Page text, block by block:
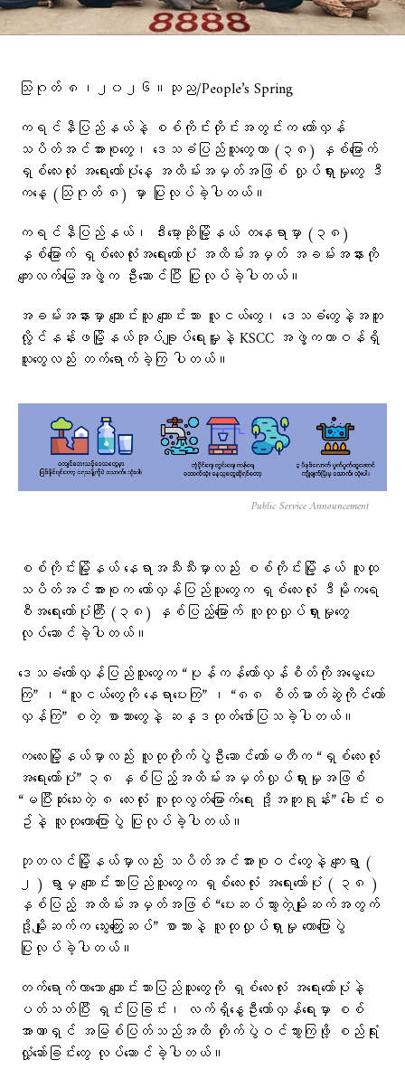
သြဂုတ် ၈၊၂၀၂၆။သုည/People’s Spring
ကရင်နီပြည်နယ်နဲ့ စစ်ကိုင်းတိုင်းအတွင်းက တော်လှန်
သပိတ်အင်အားစုတွေ၊ ဒေသခံပြည်သူတွေဟာ (၃၈) နှစ်မြောက်
ရှစ်လေးလုံး အရေးတော်ပုံနေ့ အထိမ်းအမှတ်အဖြစ် လှုပ်ရှားမှုတွေ ဒီ
ကနေ့ (သြဂုတ် ၈) မှာ ပြုလုပ်ခဲ့ပါတယ်။
ကရင်နီပြည်နယ်၊ ဒီးမော့ဆိုမြို့နယ် တနေရာမှာ (၃၈)
နှစ်မြောက် ရှစ်လေးလုံးအရေးတော်ပုံ အထိမ်းအမှတ် အခမ်းအနားကို
ကျေးလက်မြေအဖွဲ့က ဦးဆောင်ပြီး ပြုလုပ်ခဲ့ပါတယ်။
အခမ်းအနားမှာ ကျောင်းသူ ကျောင်းသား လူငယ်တွေ၊ ဒေသခံတွေနဲ့အတူ
လွိုင်နန်းဖမြို့နယ်အုပ်ချူပ်ရေးမှူးနဲ့ KSCC အဖွဲ့ကတာဝန်ရှိ
သူတွေလည်း တက်ရောက်ခဲ့ကြ ပါတယ်။
Public Service Announcement
စစ်ကိုင်းမြို့နယ် နေရာအသီးသီးမှာလည်း စစ်ကိုင်းမြို့နယ် လူထု
သပိတ်အင်အားစုက တော်လှန်ပြည်သူတွေက ရှစ်လေးလုံး ဒီမိုကရေ
စီအရေးတော်ပုံကြီး (၃၈) နှစ်ပြည့်မြောက် လူထုလှုပ်ရှားမှုတွေ
လုပ်ဆောင်ခဲ့ပါတယ်။
ဒေသခံတော်လှန်ပြည်သူတွေက “ပုန်ကန်တော်လှန်စိတ်ကိုအမွေပေး
ကြ” ၊ “လူငယ်တွေကို နေရာပေးကြ” ၊ “၈၈ စိတ်ဓာတ်ဆွဲကိုင်တော်
လှန်ကြ” စတဲ့ စာသားတွေနဲ့ ဆန္ဒထုတ်ဖော်ပြသခဲ့ပါတယ်။
ကလေးမြို့နယ်မှာလည်း လူထုတိုက်ပွဲဦးဆောင်ကော်မတီက “ရှစ်လေးလုံး
အရေးတော်ပုံ” ၃၈ နှစ်ပြည့်အထိမ်းအမှတ်လှုပ်ရှားမှုအဖြစ်
“မပြီးဆုံးသေးတဲ့ ၈ လေးလုံး လူထုလွတ်မြောက်ရေး ဒို့အတူရုန်း” ခေါင်းစ
ဥ်နဲ့ လူထုဟောပြောပွဲ ပြုလုပ်ခဲ့ပါတယ်။
ဘုတလင်မြို့နယ်မှာလည်း သပိတ်အင်အားစုဝင်တွေနဲ့ ကျေးရွာ (
၂ ) ရွာမှ ကျောင်းသားပြည်သူတွေက ရှစ်လေးလုံး အရေးတော်ပုံ ( ၃၈ )
နှစ်ပြည့် အထိမ်းအမှတ်အဖြစ် “ပေးဆပ်သွားတဲ့မျိုးဆက်အတွက်
ဒို့မျိုးဆက်က သွေးကြွေးဆပ်” စာသားနဲ့ လူထုလှုပ်ရှားမှု ဟောပြောပွဲ
ပြုလုပ်ခဲ့ပါတယ်။
တက်ရောက်လာသော ကျောင်းသားပြည်သူတွေကို ရှစ်လေးလုံး အရေးတော်ပုံနဲ့
ပတ်သတ်ပြီး ရှင်းပြခြင်း၊ လက်ရှိနွေဦးတော်လှန်ရေးမှာ စစ်
အာဏာရှင် အမြစ်ပြတ်သည်အထိ တိုက်ပွဲဝင်သွားကြဖို့ စည်ရုံး
လှုံ့ဆော်ခြင်းတွေ လုပ်ဆောင်ခဲ့ပါတယ်။